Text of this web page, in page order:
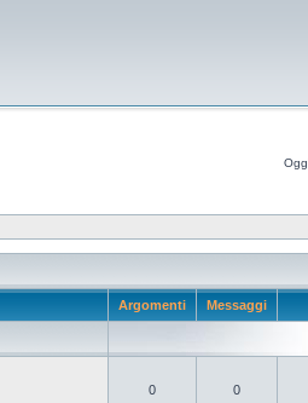
Argomenti Messaggi
0 0